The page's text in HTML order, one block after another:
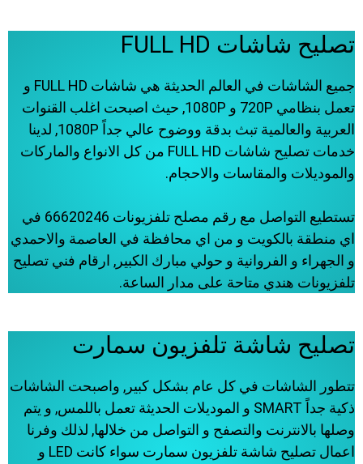
تصليح شاشات FULL HD
جميع الشاشات في العالم الحديثة هي شاشات FULL HD و
تعمل بنظامي 720P و 1080P, حيث اصبحت اغلب القنوات
العربية والعالمية تبث بدقة ووضوح عالي جداً 1080P, لدينا
خدمات تصليح شاشات FULL HD من كل الانواع والماركات
والموديلات والمقاسات والاحجام.
تستطيع التواصل مع رقم مصلح تلفزيونات 66620246 في
اي منطقة بالكويت و من اي محافظة في العاصمة والاحمدي
و الجهراء و الفروانية و حولي مبارك الكبير, ارقام فني تصليح
تلفزيونات هندي متاحة على مدار الساعة.
تصليح شاشة تلفزيون سمارت
تتطور الشاشات في كل عام بشكل كبير, واصبحت الشاشات
ذكية جداً SMART و الموديلات الحديثة تعمل باللمس, و يتم
وصلها بالانترنت والتصفح و التواصل من خلالها, لذلك وفرنا
اعمال تصليح شاشة تلفزيون سمارت سواء كانت LED و